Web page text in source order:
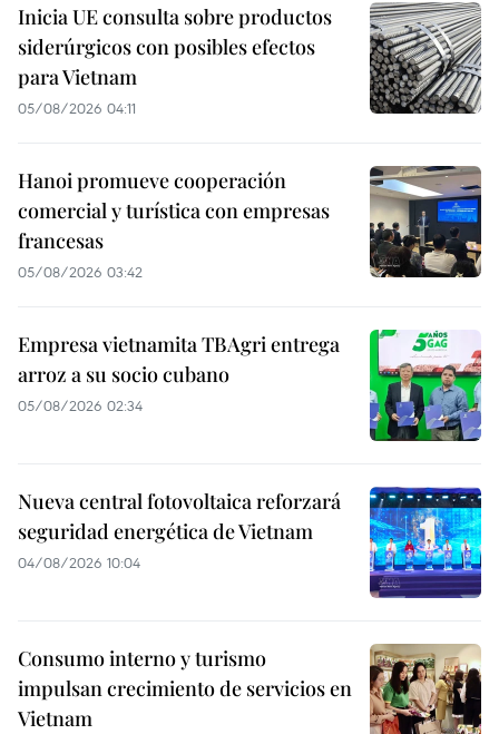
Inicia UE consulta sobre productos
siderúrgicos con posibles efectos
para Vietnam
05/08/2026 04:11
Hanoi promueve cooperación
comercial y turística con empresas
francesas
05/08/2026 03:42
Empresa vietnamita TBAgri entrega
arroz a su socio cubano
05/08/2026 02:34
Nueva central fotovoltaica reforzará
seguridad energética de Vietnam
04/08/2026 10:04
Consumo interno y turismo
impulsan crecimiento de servicios en
Vietnam